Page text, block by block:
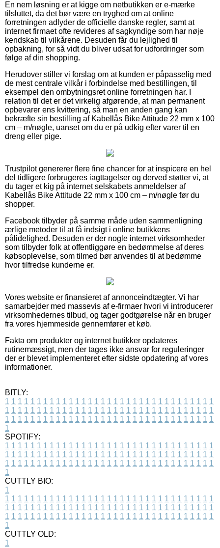
En nem løsning er at kigge om netbutikken er e-mærke
tilsluttet, da det bør være en tryghed om at online
forretningen adlyder de officielle danske regler, samt at
internet firmaet ofte revideres af sagkyndige som har nøje
kendskab til vilkårene. Desuden får du lejlighed til
opbakning, for så vidt du bliver udsat for udfordringer som
følge af din shopping.
Herudover stiller vi forslag om at kunden er påpasselig med
de mest centrale vilkår i forbindelse med bestillingen, til
eksempel den ombytningsret online forretningen har. I
relation til det er det virkelig afgørende, at man permanent
opbevarer ens kvittering, så man en anden gang kan
bekræfte sin bestilling af Kabellås Bike Attitude 22 mm x 100
cm – m/nøgle, uanset om du er på udkig efter varer til en
dreng eller pige.
Trustpilot genererer flere fine chancer for at inspicere en hel
del tidligere forbrugeres iagttagelser og derved støtter vi, at
du tager et kig på internet selskabets anmeldelser af
Kabellås Bike Attitude 22 mm x 100 cm – m/nøgle før du
shopper.
Facebook tilbyder på samme måde uden sammenligning
ærlige metoder til at få indsigt i online butikkens
pålidelighed. Desuden er der nogle internet virksomheder
som tilbyder folk at offentliggøre en bedømmelse af deres
købsoplevelse, som tilmed bør anvendes til at bedømme
hvor tilfredse kunderne er.
Vores website er finansieret af annonceindtægter. Vi har
samarbejder med massevis af e-firmaer hvori vi introducerer
virksomhedernes tilbud, og tager godtgørelse når en bruger
fra vores hjemmeside gennemfører et køb.
Fakta om produkter og internet butikker opdateres
rutinemæssigt, men der tages ikke ansvar for reguleringer
der er blevet implementeret efter sidste opdatering af vores
informationer.
BITLY:
1 1 1 1 1 1 1 1 1 1 1 1 1 1 1 1 1 1 1 1 1 1 1 1 1 1 1 1 1 1 1 1 1
1 1 1 1 1 1 1 1 1 1 1 1 1 1 1 1 1 1 1 1 1 1 1 1 1 1 1 1 1 1 1 1 1
1 1 1 1 1 1 1 1 1 1 1 1 1 1 1 1 1 1 1 1 1 1 1 1 1 1 1 1 1 1 1 1 1
1
SPOTIFY:
1 1 1 1 1 1 1 1 1 1 1 1 1 1 1 1 1 1 1 1 1 1 1 1 1 1 1 1 1 1 1 1 1
1 1 1 1 1 1 1 1 1 1 1 1 1 1 1 1 1 1 1 1 1 1 1 1 1 1 1 1 1 1 1 1 1
1 1 1 1 1 1 1 1 1 1 1 1 1 1 1 1 1 1 1 1 1 1 1 1 1 1 1 1 1 1 1 1 1
1
CUTTLY BIO:
1
1 1 1 1 1 1 1 1 1 1 1 1 1 1 1 1 1 1 1 1 1 1 1 1 1 1 1 1 1 1 1 1 1
1 1 1 1 1 1 1 1 1 1 1 1 1 1 1 1 1 1 1 1 1 1 1 1 1 1 1 1 1 1 1 1 1
1 1 1 1 1 1 1 1 1 1 1 1 1 1 1 1 1 1 1 1 1 1 1 1 1 1 1 1 1 1 1 1 1
1
CUTTLY OLD:
1